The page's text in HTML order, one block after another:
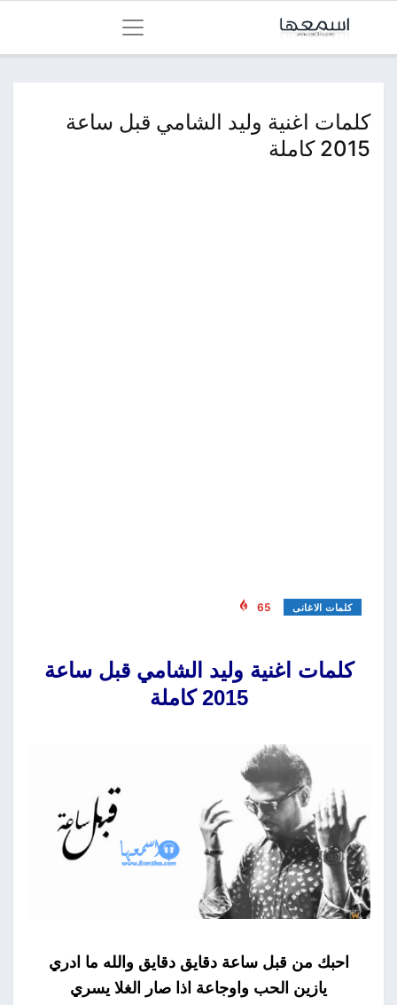
كلمات اغنية وليد الشامي قبل ساعة
2015 كاملة
كلمات الاغانى 65
كلمات اغنية وليد الشامي قبل ساعة
2015 كاملة
احبك من قبل ساعة دقايق دقايق والله ما ادري
يازين الحب واوجاعة اذا صار الغلا يسري